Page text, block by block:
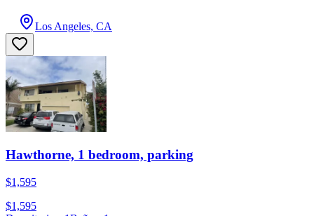
Los Angeles, CA
Hawthorne, 1 bedroom, parking
$1,595
$1,595